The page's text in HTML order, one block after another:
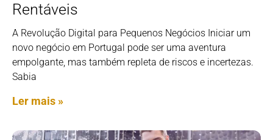
Rentáveis
A Revolução Digital para Pequenos Negócios Iniciar um
novo negócio em Portugal pode ser uma aventura
empolgante, mas também repleta de riscos e incertezas.
Sabia
Ler mais »